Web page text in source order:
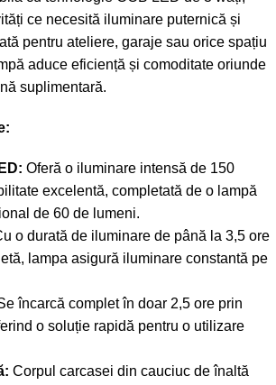
ce necesită iluminare puternică și
pentru ateliere, garaje sau orice spațiu
aduce eficiență și comoditate oriunde
suplimentară.
Oferă o iluminare intensă de 150
excelentă, completată de o lampă
de 60 de lumeni.
o durată de iluminare de până la 3,5 ore
lampa asigură iluminare constantă pe
încarcă complet în doar 2,5 ore prin
o soluție rapidă pentru o utilizare
Corpul carcasei din cauciuc de înaltă